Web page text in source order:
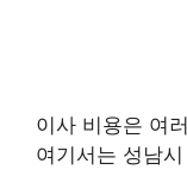
이사 비용은 여
여기서는 성남